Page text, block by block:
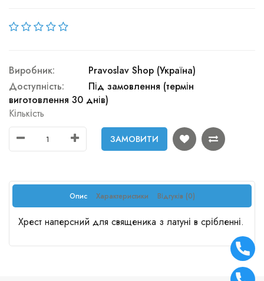
Виробник:
Pravoslav Shop (Україна)
Доступність:
Під замовлення (термін
виготовлення 30 днів)
Кількість
ЗАМОВИТИ
Опис Характеристики Відгуків (0)
Хрест наперсний для священика з латуні в срібленні.